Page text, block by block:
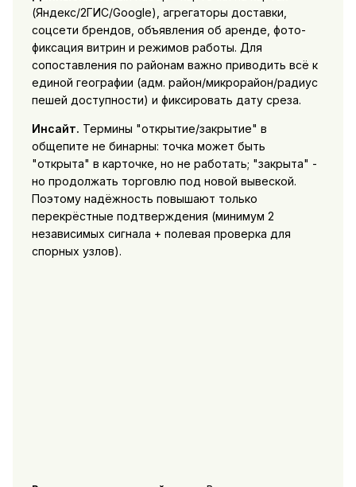
(Яндекс/2ГИС/Google), агрегаторы доставки,
соцсети брендов, объявления об аренде, фото-
фиксация витрин и режимов работы. Для
сопоставления по районам важно приводить всё к
единой географии (адм. район/микрорайон/радиус
пешей доступности) и фиксировать дату среза.
Инсайт. Термины "открытие/закрытие" в
общепите не бинарны: точка может быть
"открыта" в карточке, но не работать; "закрыта" -
но продолжать торговлю под новой вывеской.
Поэтому надёжность повышают только
перекрёстные подтверждения (минимум 2
независимых сигнала + полевая проверка для
спорных узлов).